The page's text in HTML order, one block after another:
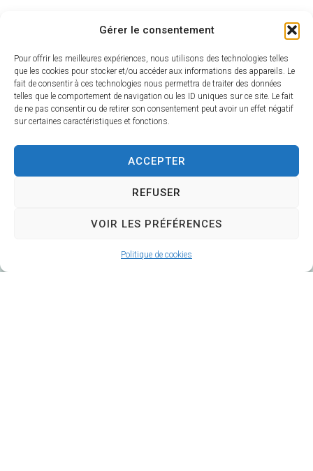
Gérer le consentement
Pour offrir les meilleures expériences, nous utilisons des technologies telles
que les cookies pour stocker et/ou accéder aux informations des appareils. Le
fait de consentir à ces technologies nous permettra de traiter des données
telles que le comportement de navigation ou les ID uniques sur ce site. Le fait
de ne pas consentir ou de retirer son consentement peut avoir un effet négatif
sur certaines caractéristiques et fonctions.
ACCEPTER
REFUSER
VOIR LES PRÉFÉRENCES
Politique de cookies
6 Rue Gustave Marc